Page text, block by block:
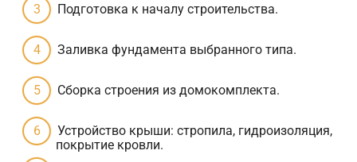
Подготовка к началу строительства.
Заливка фундамента выбранного типа.
Сборка строения из домокомплекта.
Устройство крыши: стропила, гидроизоляция,
покрытие кровли.